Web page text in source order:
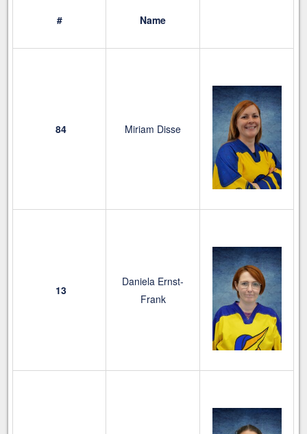
# Name
84 Miriam Disse
13
Daniela Ernst-
Frank